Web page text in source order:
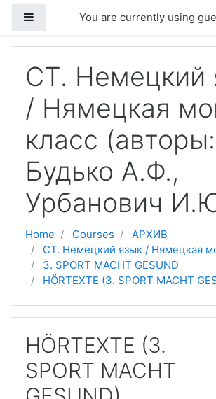
Side panelYou are currently using
СТ. Немецкий
/ Нямецкая
класс (авторы:
Будько А.Ф.,
Урбанович
Home Courses
АРХИВ
СТ. Немецкий язык / Нямецкая
3. SPORT MACHT GESUND
HÖRTEXTE (3. SPORT MACHT
HÖRTEXTE (3.
SPORT MACHT